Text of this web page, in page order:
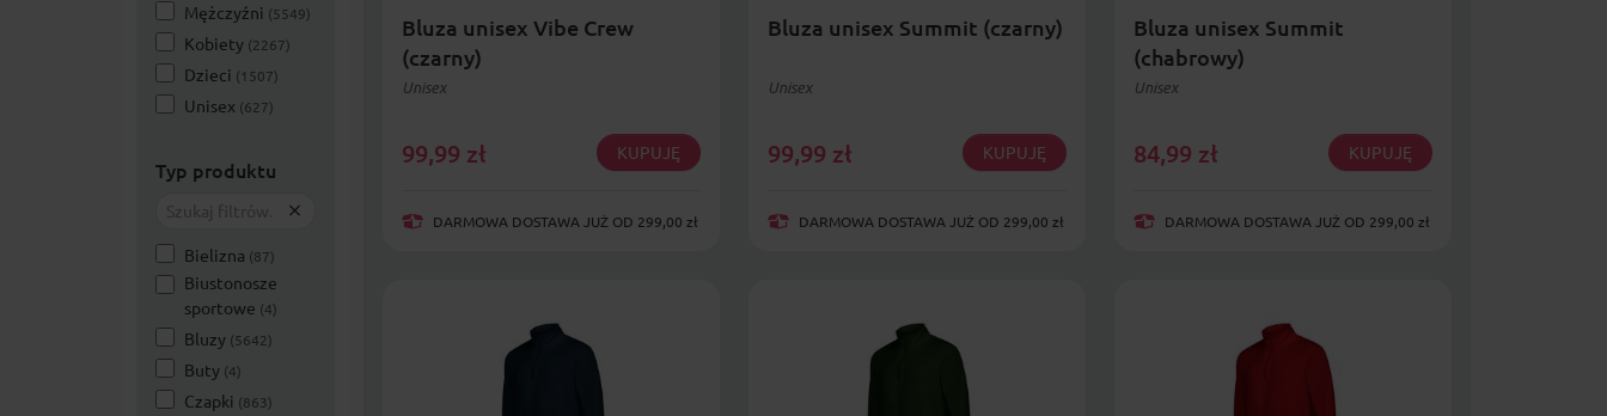
Mężczyźni (5549)
Kobiety (2267)
Dzieci (1507)
Unisex (627)
Typ produktu
Bielizna (87)
Biustonosze
sportowe (4)
Bluzy (5642)
Buty (4)
Czapki (863)
Bluza unisex Vibe Crew
(czarny)
Unisex
99,99 zł KUPUJĘ
DARMOWA DOSTAWA JUŻ OD 299,00 zł
Bluza unisex Summit (czarny)
Unisex
99,99 zł KUPUJĘ
DARMOWA DOSTAWA JUŻ OD 299,00 zł
Bluza unisex Summit
(chabrowy)
Unisex
84,99 zł KUPUJĘ
DARMOWA DOSTAWA JUŻ OD 299,00 zł